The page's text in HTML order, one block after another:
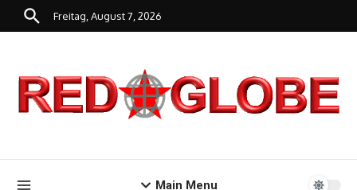
Zum Inhalt springen
Freitag, August 7, 2026
Main Menu